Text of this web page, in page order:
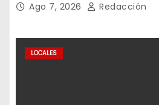
Ago 7, 2026 Redacción
LOCALES